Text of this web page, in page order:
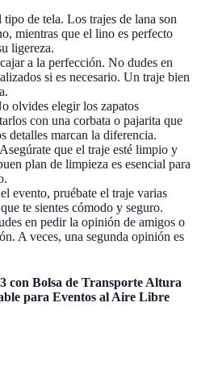
tipo de tela. Los trajes de lana son
mientras que el lino es perfecto
ligereza.
a la perfección. No dudes en
si es necesario. Un traje bien
olvides elegir los zapatos
con una corbata o pajarita que
detalles marcan la diferencia.
que el traje esté limpio y
plan de limpieza es esencial para
evento, pruébate el traje varias
te sientes cómodo y seguro.
en pedir la opinión de amigos o
A veces, una segunda opinión es
con Bolsa de Transporte Altura
para Eventos al Aire Libre